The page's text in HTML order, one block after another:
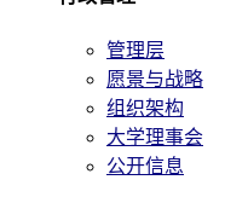
管理层
愿景与战略
组织架构
大学理事会
公开信息